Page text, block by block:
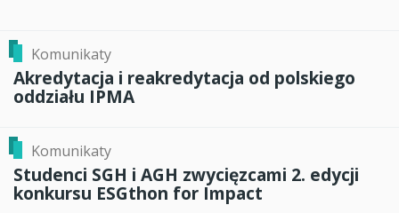
Komunikaty
Akredytacja i reakredytacja od polskiego
oddziału IPMA
Komunikaty
Studenci SGH i AGH zwycięzcami 2. edycji
konkursu ESGthon for Impact